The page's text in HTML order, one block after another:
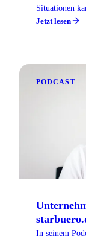
Situationen
Jetzt lesen
PODCAST
In seinem